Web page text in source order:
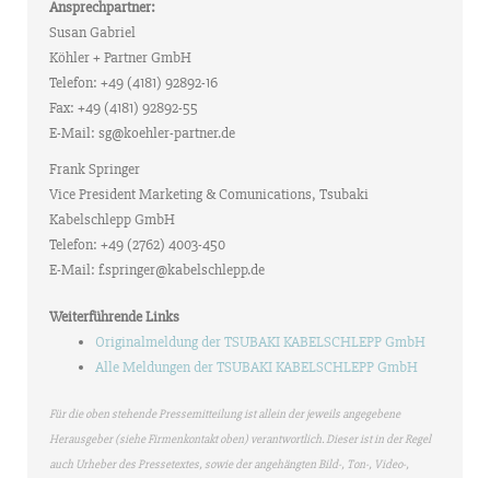
Ansprechpartner:
Susan Gabriel
Köhler + Partner GmbH
Telefon: +49 (4181) 92892-16
Fax: +49 (4181) 92892-55
E-Mail: sg@koehler-partner.de
Frank Springer
Vice President Marketing & Comunications, Tsubaki
Kabelschlepp GmbH
Telefon: +49 (2762) 4003-450
E-Mail: f.springer@kabelschlepp.de
Weiterführende Links
Originalmeldung der TSUBAKI KABELSCHLEPP GmbH
Alle Meldungen der TSUBAKI KABELSCHLEPP GmbH
Für die oben stehende Pressemitteilung ist allein der jeweils angegebene
Herausgeber (siehe Firmenkontakt oben) verantwortlich. Dieser ist in der Regel
auch Urheber des Pressetextes, sowie der angehängten Bild-, Ton-, Video-,